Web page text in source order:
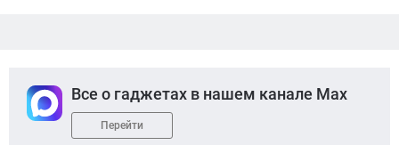
Все о гаджетах в нашем канале Max
Перейти